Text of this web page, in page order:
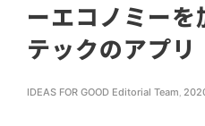
ーエコノミーを
テックのアプリ
IDEAS FOR GOOD Editorial Team,